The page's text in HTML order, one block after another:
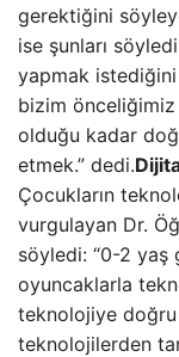
gerektiğini
ise şunları
yapmak istediğini
bizim önceliğimiz
olduğu kadar
etmek.” dedi.
Çocukların
vurgulayan Dr.
söyledi: “0-2 yaş
oyuncaklarla
teknolojiye doğru
teknolojilerden